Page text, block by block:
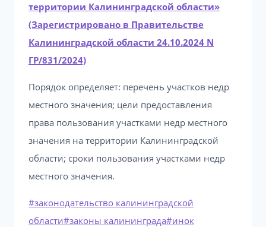
территории Калининградской области»
(Зарегистрировано в Правительстве
Калининградской области 24.10.2024 N
ГР/831/2024)
Порядок определяет: перечень участков недр
местного значения; цели предоставления
права пользования участками недр местного
значения на территории Калининградской
области; сроки пользования участками недр
местного значения.
Метки
записи:
#законодательство калининградской
области#законы калининграда#инок